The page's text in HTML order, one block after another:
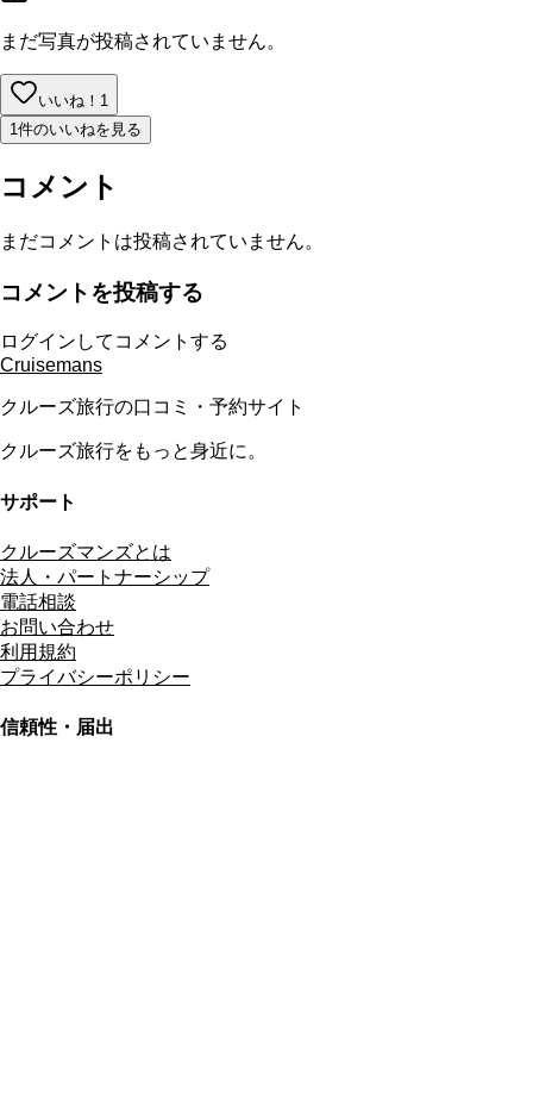
まだ写真が投稿されていません。
いいね！ 1
1件のいいねを見る
コメント
まだコメントは投稿されていません。
コメントを投稿する
ログインしてコメントする
Cruisemans
クルーズ旅行の口コミ・予約サイト
クルーズ旅行をもっと身近に。
サポート
クルーズマンズとは
法人・パートナーシップ
電話相談
お問い合わせ
利用規約
プライバシーポリシー
信頼性・届出